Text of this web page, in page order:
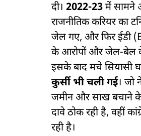
दी। 2022-23में सामने
राजनीतिक करियर का
जेल गए, और फिर ईडी
के आरोपों और जेल-बेल के
इसके बाद मचे सियासी
कुर्सी भी चली गई। जो
जमीन और साख बचाने के
दावे ठोक रही है, वहीं
रही है।